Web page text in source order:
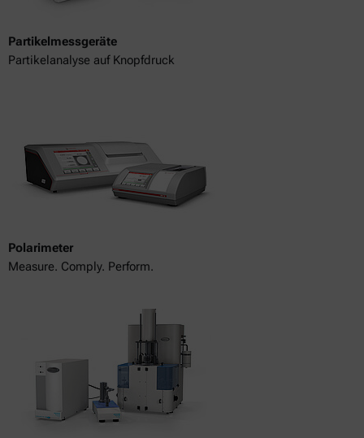
Partikelmessgeräte
Partikelanalyse auf Knopfdruck
Polarimeter
Measure. Comply. Perform.